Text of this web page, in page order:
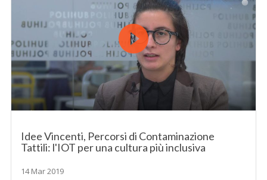
Idee Vincenti, Percorsi di Contaminazione
Tattili: l'IOT per una cultura più inclusiva
14 Mar 2019